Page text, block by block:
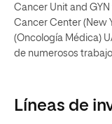
Cancer Unit and GYN
Cancer Center (New
(Oncología Médica)
de numerosos
Líneas de